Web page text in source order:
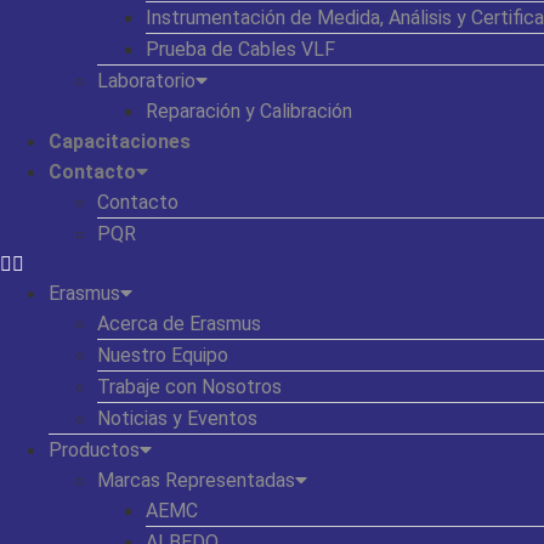
Instrumentación de Medida, Análisis y
Prueba de Cables VLF
Laboratorio
Reparación y Calibración
Capacitaciones
Contacto
Contacto
PQR
Erasmus
Acerca de Erasmus
Nuestro Equipo
Trabaje con Nosotros
Noticias y Eventos
Productos
Marcas Representadas
AEMC